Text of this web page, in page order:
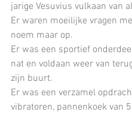
jarige Vesuvius vulkaan van
Er waren moeilijke vragen
noem maar op.
Er was een sportief
nat en voldaan weer van
zijn buurt.
Er was een verzamel
vibratoren, pannenkoek van